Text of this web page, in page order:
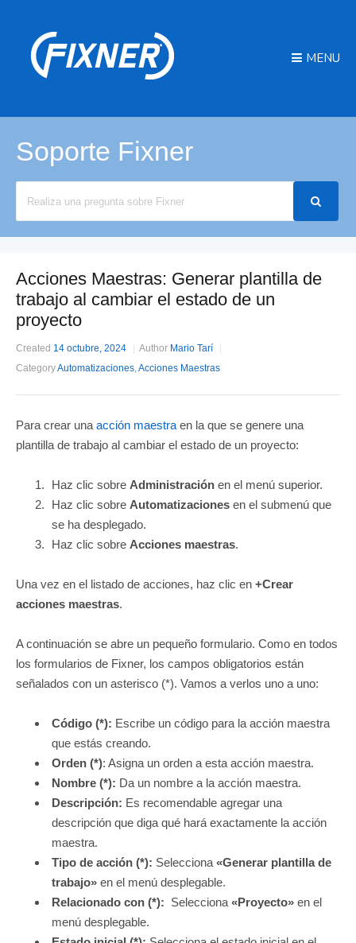
MENU
Soporte Fixner
Acciones Maestras: Generar plantilla de
trabajo al cambiar el estado de un
proyecto
Created 14 octubre, 2024 Author Mario Tarí
CategoryAutomatizaciones,Acciones Maestras
Para crear una acción maestra en la que se genere una
plantilla de trabajo al cambiar el estado de un proyecto:
Haz clic sobre Administración en el menú superior.
Haz clic sobre Automatizaciones en el submenú que
se ha desplegado.
Haz clic sobre Acciones maestras.
Una vez en el listado de acciones, haz clic en +Crear
acciones maestras.
A continuación se abre un pequeño formulario. Como en todos
los formularios de Fixner, los campos obligatorios están
señalados con un asterisco (*). Vamos a verlos uno a uno:
Código (*): Escribe un código para la acción maestra
que estás creando.
Orden (*): Asigna un orden a esta acción maestra.
Nombre (*): Da un nombre a la acción maestra.
Descripción: Es recomendable agregar una
descripción que diga qué hará exactamente la acción
maestra.
Tipo de acción (*): Selecciona «Generar plantilla de
trabajo» en el menú desplegable.
Relacionado con (*): Selecciona «Proyecto» en el
menú desplegable.